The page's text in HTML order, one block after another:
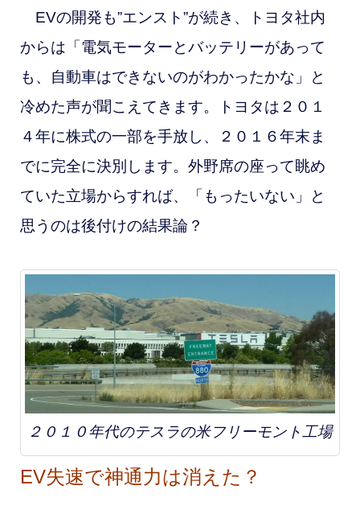
EVの開発も”エンスト”が続き、トヨタ社内
からは「電気モーターとバッテリーがあって
も、自動車はできないのがわかったかな」と
冷めた声が聞こえてきます。トヨタは２０１
４年に株式の一部を手放し、２０１６年末ま
でに完全に決別します。外野席の座って眺め
ていた立場からすれば、「もったいない」と
思うのは後付けの結果論？
２０１０年代のテスラの米フリーモント工場
EV失速で神通力は消えた？